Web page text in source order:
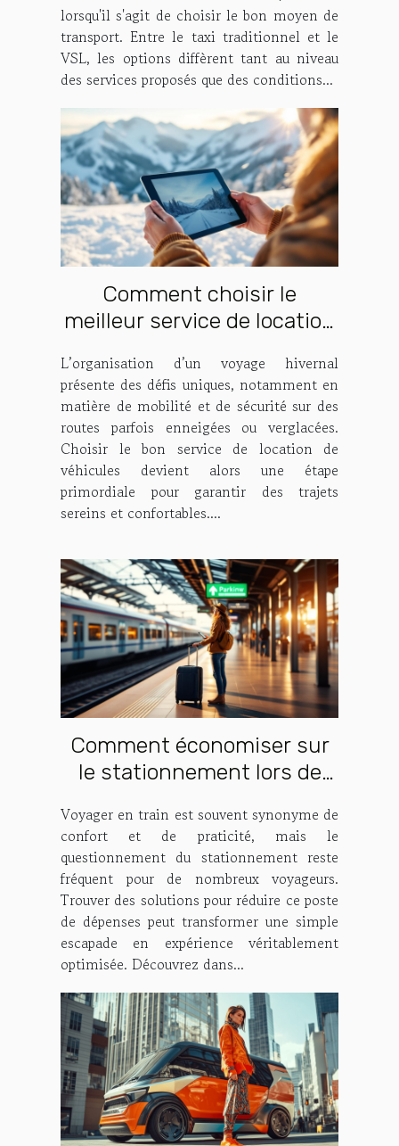
lorsqu'il s'agit de choisir le bon moyen de
transport. Entre le taxi traditionnel et le
VSL, les options diffèrent tant au niveau
des services proposés que des conditions...
Comment choisir le
meilleur service de location
voyages hivernaux ?
L’organisation d’un voyage hivernal
présente des défis uniques, notamment en
matière de mobilité et de sécurité sur des
routes parfois enneigées ou verglacées.
Choisir le bon service de location de
véhicules devient alors une étape
primordiale pour garantir des trajets
sereins et confortables....
Comment économiser sur
le stationnement lors de
Voyager en train est souvent synonyme de
confort et de praticité, mais le
questionnement du stationnement reste
fréquent pour de nombreux voyageurs.
Trouver des solutions pour réduire ce poste
de dépenses peut transformer une simple
escapade en expérience véritablement
optimisée. Découvrez dans...